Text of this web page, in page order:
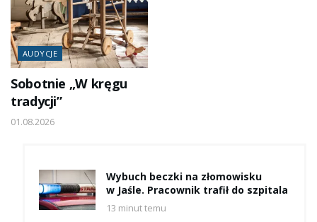
AUDYCJE
Sobotnie „W kręgu
tradycji”
01.08.2026
Wybuch beczki na złomowisku
w Jaśle. Pracownik trafił do szpitala
13 minut temu